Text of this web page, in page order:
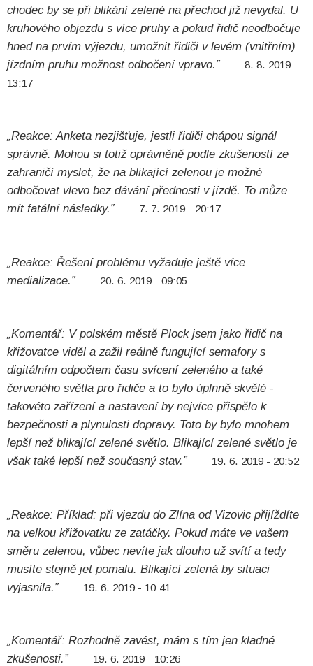
chodec by se při blikání zelené na přechod již nevydal. U
kruhového objezdu s více pruhy a pokud řidič neodbočuje
hned na prvím výjezdu, umožnit řidiči v levém (vnitřním)
jízdním pruhu možnost odbočení vpravo.”
8. 8. 2019 -
13:17
„Reakce: Anketa nezjišťuje, jestli řidiči chápou signál
správně. Mohou si totiž oprávněně podle zkušeností ze
zahraničí myslet, že na blikající zelenou je možné
odbočovat vlevo bez dávání přednosti v jízdě. To můze
mít fatální následky.”
7. 7. 2019 - 20:17
„Reakce: Řešení problému vyžaduje ještě více
medializace.”
20. 6. 2019 - 09:05
„Komentář: V polském městě Plock jsem jako řidič na
křižovatce viděl a zažil reálně fungující semafory s
digitálním odpočtem času svícení zeleného a také
červeného světla pro řidiče a to bylo úplnně skvělé -
takovéto zařízení a nastavení by nejvíce přispělo k
bezpečnosti a plynulosti dopravy. Toto by bylo mnohem
lepší než blikající zelené světlo. Blikající zelené světlo je
však také lepší než současný stav.”
19. 6. 2019 - 20:52
„Reakce: Příklad: při vjezdu do Zlína od Vizovic přijíždíte
na velkou křižovatku ze zatáčky. Pokud máte ve vašem
směru zelenou, vůbec nevíte jak dlouho už svítí a tedy
musíte stejně jet pomalu. Blikající zelená by situaci
vyjasnila.”
19. 6. 2019 - 10:41
„Komentář: Rozhodně zavést, mám s tím jen kladné
zkušenosti.”
19. 6. 2019 - 10:26